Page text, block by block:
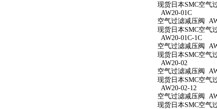
现货日本SMC空气
AW20-01C
空气过滤减压阀
现货日本SMC空气
AW20-01C-1C
空气过滤减压阀
现货日本SMC空气
AW20-02
空气过滤减压阀
现货日本SMC空气
AW20-02-12
空气过滤减压阀
现货日本SMC空气